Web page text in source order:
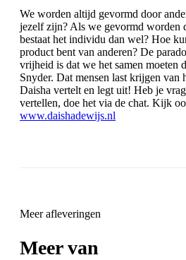
We worden altijd gevormd door
jezelf zijn? Als we gevormd worden
bestaat het individu dan wel? Hoe
product bent van anderen? De
vrijheid is dat we het samen moeten
Snyder. Dat mensen last krijgen van
Daisha vertelt en legt uit! Heb je
vertellen, doe het via de chat. Kijk
www.daishadewijs.nl
Meer afleveringen
Meer van